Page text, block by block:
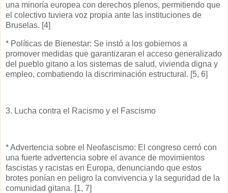
una minoría europea con derechos plenos, permitiendo que
el colectivo tuviera voz propia ante las instituciones de
Bruselas. [4]
* Políticas de Bienestar: Se instó a los gobiernos a
promover medidas que garantizaran el acceso generalizado
del pueblo gitano a los sistemas de salud, vivienda digna y
empleo, combatiendo la discriminación estructural. [5, 6]
3. Lucha contra el Racismo y el Fascismo
* Advertencia sobre el Neofascismo: El congreso cerró con
una fuerte advertencia sobre el avance de movimientos
fascistas y racistas en Europa, denunciando que estos
brotes ponían en peligro la convivencia y la seguridad de la
comunidad gitana. [1, 7]